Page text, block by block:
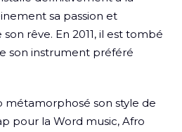
sa passion et
rêve. En 2011, il est tombé
son instrument préféré
métamorphosé son style de
pour la Word music, Afro